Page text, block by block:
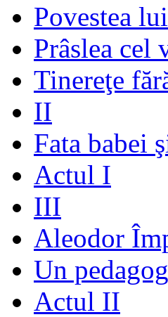
Povestea
Prâslea cel
Tinereţe
II
Fata babei
Actul I
III
Aleodor
Un
Actul II